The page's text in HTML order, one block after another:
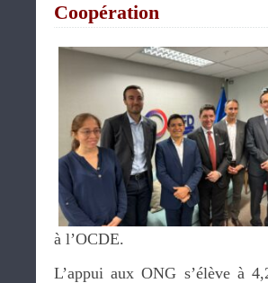
Coopération
à l’OCDE.
L’appui aux ONG s’élève à